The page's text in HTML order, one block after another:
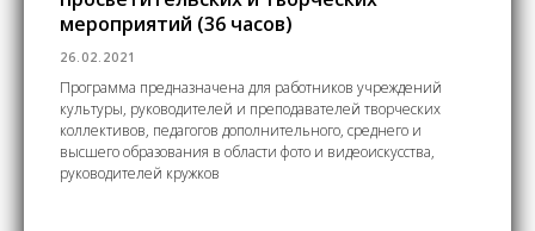
мероприятий (36 часов)
26.02.2021
Программа предназначена для работников учреждений
культуры, руководителей и преподавателей творческих
коллективов, педагогов дополнительного, среднего и
высшего образования в области фото и видеоискусства,
руководителей кружков